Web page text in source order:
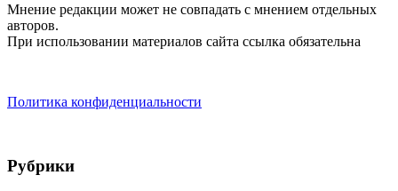
Мнение редакции может не совпадать с мнением отдельных
авторов.
При использовании материалов сайта ссылка обязательна
Политика конфиденциальности
Рубрики